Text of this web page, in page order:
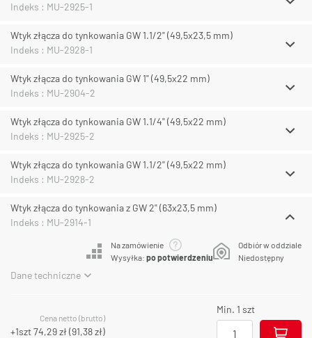
Indeks : MU-2925-1
Wtyk złącza do tynkowania GW 1.1/2" (49,5x23,5 mm)
Indeks : MU-2928-1
Wtyk złącza do tynkowania GW 1" (49,5x22 mm)
Indeks : MU-2904-2
Wtyk złącza do tynkowania GW 1.1/4" (49,5x22 mm)
Indeks : MU-2925-2
Wtyk złącza do tynkowania GW 1.1/2" (49,5x22 mm)
Indeks : MU-2928-2
Wtyk złącza do tynkowania z GW 2" (63x23,5 mm)
Indeks : MU-2914-1
Na zamówienie
Wysyłka: po potwierdzeniu
Odbiór w oddziale
Niedostępny
Dane techniczne
Cena netto (brutto)
+1szt74,29 zł(91,38 zł)
Min. 1 szt